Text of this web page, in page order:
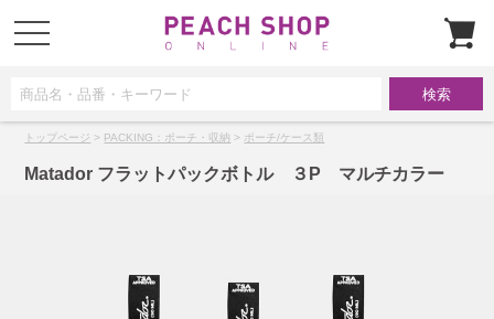
t
o
a
トップページ > PACKING：ポーチ・収納 > ポーチ/ケース類
Matador フラットパックボトル ３P マルチカラー